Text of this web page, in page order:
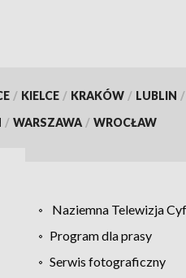
/ KIELCE / KRAKÓW / LUBLIN /
/ WARSZAWA / WROCŁAW
Naziemna Telewizja
Program dla prasy
Serwis fotograficzny